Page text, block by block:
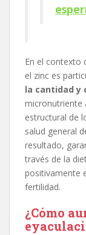
En el contexto
el zinc es
la cantidad y
micronutriente
estructural de
salud general
resultado,
través de la
positivamente
fertilidad.
¿Cómo